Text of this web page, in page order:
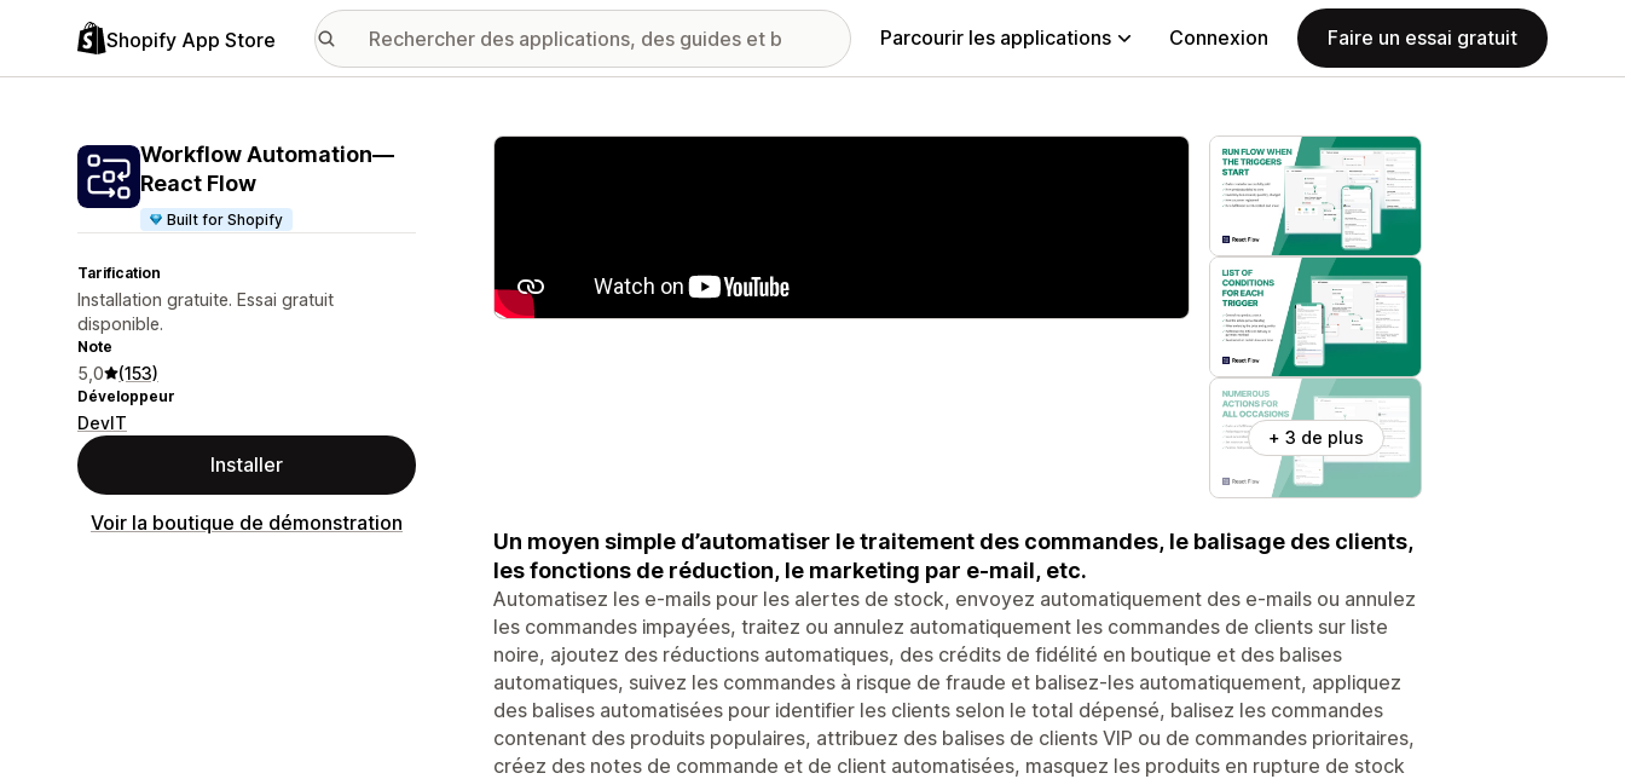
Shopify App Store Parcourir les applications Connexion Faire un essai gratuit
Workflow Automation—
React Flow
Built for Shopify
Tarification
Installation gratuite. Essai gratuit
disponible.
Note
5,0 (153)
Développeur
DevIT
Installer
Voir la boutique de démonstration
Galerie d’images vedette
+ 3 de plus
Un moyen simple d’automatiser le traitement des commandes, le balisage des clients,
les fonctions de réduction, le marketing par e-mail, etc.
Automatisez les e-mails pour les alertes de stock, envoyez automatiquement des e-mails ou annulez
les commandes impayées, traitez ou annulez automatiquement les commandes de clients sur liste
noire, ajoutez des réductions automatiques, des crédits de fidélité en boutique et des balises
automatiques, suivez les commandes à risque de fraude et balisez-les automatiquement, appliquez
des balises automatisées pour identifier les clients selon le total dépensé, balisez les commandes
contenant des produits populaires, attribuez des balises de clients VIP ou de commandes prioritaires,
créez des notes de commande et de client automatisées, masquez les produits en rupture de stock